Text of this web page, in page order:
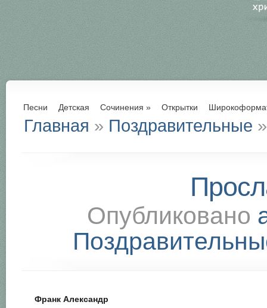
Песни Детская Сочинения » Открытки
Главная » Поздравительные »
Опубликовано
Франк Александр